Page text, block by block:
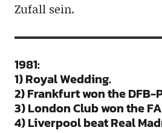
Zufall sein.
1981:
1) Royal Wedding.
2) Frankfurt won the DFB-
3) London Club won the
4) Liverpool beat Real